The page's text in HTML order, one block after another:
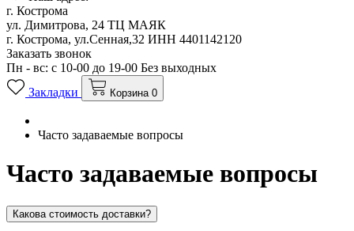
г. Кострома
ул. Димитрова, 24 ТЦ МАЯК
г. Кострома, ул.Сенная,32 ИНН 4401142120
Заказать звонок
Пн - вс: с 10-00 до 19-00 Без выходных
Закладки
Корзина 0
Часто задаваемые вопросы
Часто задаваемые вопросы
Какова стоимость доставки?